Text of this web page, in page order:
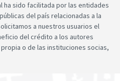
ha sido facilitada por las entidades
del país relacionadas a la
a nuestros usuarios el
del crédito a los autores
o de las instituciones socias,